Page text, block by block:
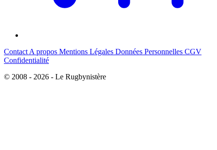
Contact A propos Mentions Légales Données Personnelles CGV
Confidentialité
© 2008 - 2026 - Le Rugbynistère